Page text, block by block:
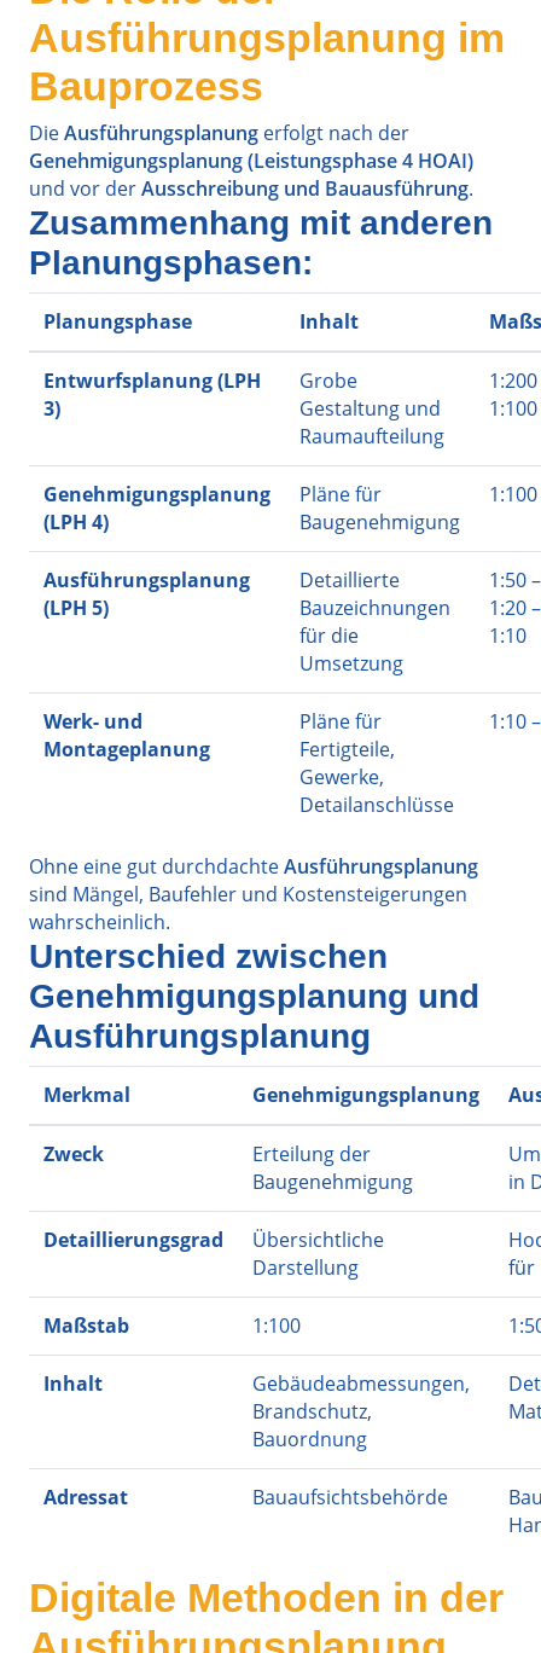
Ausführungsplanung im
Bauprozess
DieAusführungsplanung erfolgt nach der
Genehmigungsplanung (Leistungsphase 4 HOAI)
und vor derAusschreibung und Bauausführung.
Zusammenhang mit anderen
Planungsphasen:
Planungsphase Inhalt
Entwurfsplanung (LPH
3)
Grobe
Gestaltung und
Raumaufteilung
1:200
1:100
Genehmigungsplanung
(LPH 4)
Pläne für
Baugenehmigung
1:100
Ausführungsplanung
(LPH 5)
Detaillierte
Bauzeichnungen
für die
Umsetzung
1:50 –
1:20 –
1:10
Werk- und
Montageplanung
Pläne für
Fertigteile,
Gewerke,
Detailanschlüsse
1:10
Ohne eine gut durchdachteAusführungsplanung
sind Mängel, Baufehler und Kostensteigerungen
wahrscheinlich.
Unterschied zwischen
Genehmigungsplanung und
Ausführungsplanung
Merkmal Genehmigungsplanung
Zweck
Erteilung der
Baugenehmigung
in
Detaillierungsgrad
Übersichtliche
Darstellung
für
Maßstab 1:100
Inhalt
Gebäudeabmessungen,
Brandschutz,
Bauordnung
Adressat Bauaufsichtsbehörde
Digitale Methoden in der